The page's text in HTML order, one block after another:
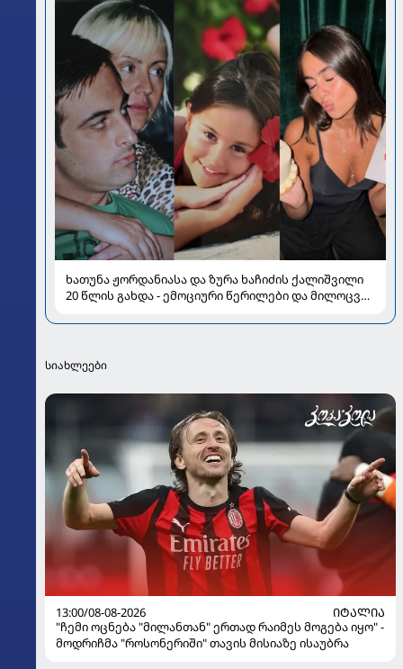
ხათუნა ჟორდანიასა და ზურა ხაჩიძის ქალიშვილი
20 წლის გახდა - ემოციური წერილები და მილოცვა
სიახლეები
13:00/08-08-2026
ᲘᲢᲐᲚᲘᲐ
"ჩემი ოცნება "მილანთან" ერთად რაიმეს მოგება იყო" -
მოდრიჩმა "როსონერიში" თავის მისიაზე ისაუბრა